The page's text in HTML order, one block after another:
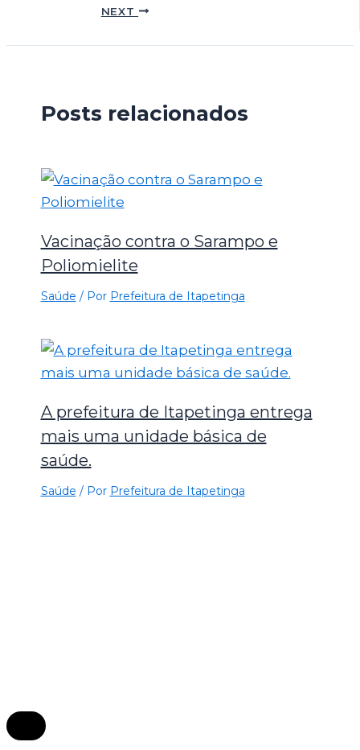
NEXT
Posts relacionados
Vacinação contra o Sarampo e
Poliomielite
Saúde / Por Prefeitura de Itapetinga
A prefeitura de Itapetinga entrega
mais uma unidade básica de
saúde.
Saúde / Por Prefeitura de Itapetinga